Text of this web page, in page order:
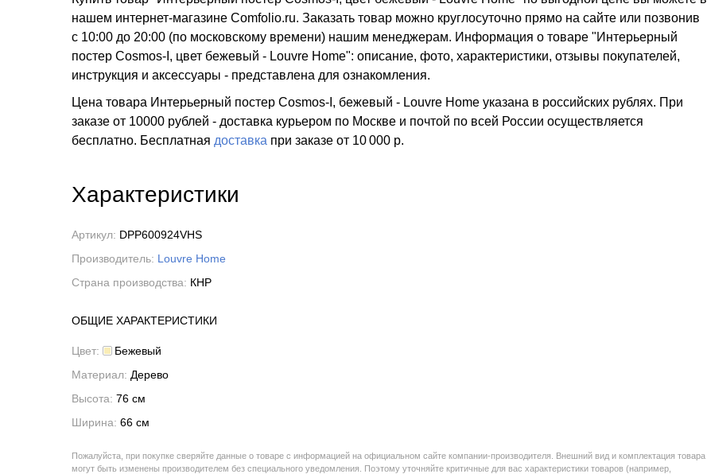
нашем интернет-магазине Comfolio.ru. Заказать товар можно круглосуточно прямо на сайте или позвонив
с 10:00 до 20:00 (по московскому времени) нашим менеджерам. Информация о товаре "Интерьерный
постер Cosmos-I, цвет бежевый - Louvre Home": описание, фото, характеристики, отзывы покупателей,
инструкция и аксессуары - представлена для ознакомления.
Цена товара Интерьерный постер Cosmos-I, бежевый - Louvre Home указана в российских рублях. При
заказе от 10000 рублей - доставка курьером по Москве и почтой по всей России осуществляется
бесплатно. Бесплатная доставка при заказе от 10 000 р.
Характеристики
Артикул: DPP600924VHS
Производитель: Louvre Home
Страна производства: КНР
ОБЩИЕ ХАРАКТЕРИСТИКИ
Цвет:
Бежевый
Материал: Дерево
Высота: 76 см
Ширина: 66 см
Пожалуйста, при покупке сверяйте данные о товаре с информацией на официальном сайте компании-производителя. Внешний вид и комплектация товара
могут быть изменены производителем без специального уведомления. Поэтому уточняйте критичные для вас характеристики товаров (например,